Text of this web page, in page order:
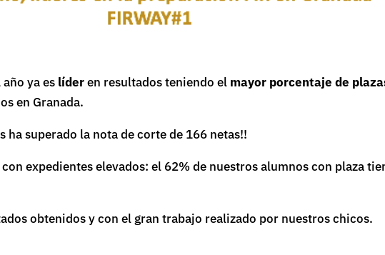
ya es líderen resultados teniendo el mayor porcentaje de
en Granada.
ha superado la nota de corte de 166 netas!!
expedientes elevados: el 62% de nuestros alumnos con plaza
obtenidos y con el gran trabajo realizado por nuestros chicos.